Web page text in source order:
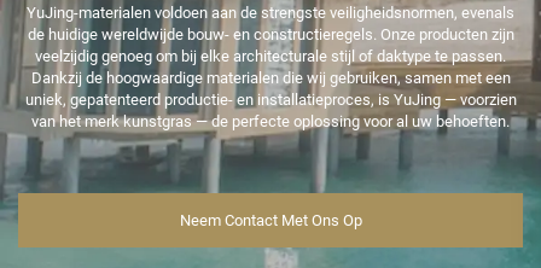
YuJing-materialen voldoen aan de strengste veiligheidsnormen, evenals
de huidige wereldwijde bouw- en constructieregels. Onze producten zijn
veelzijdig genoeg om bij elke architecturale stijl of daktype te passen.
Dankzij de hoogwaardige materialen die wij gebruiken, samen met een
uniek, gepatenteerd productie- en installatieproces, is YuJing — voorzien
van het merk kunstgras — de perfecte oplossing voor al uw behoeften.
Neem Contact Met Ons Op